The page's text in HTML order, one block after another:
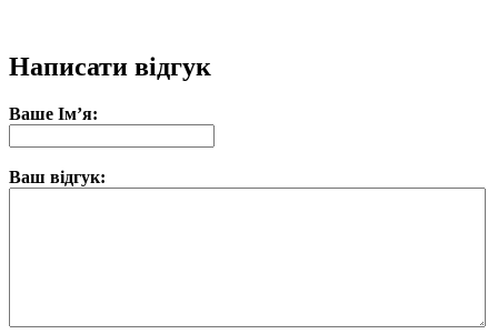
Написати відгук
Ваше Ім’я:
Ваш відгук: